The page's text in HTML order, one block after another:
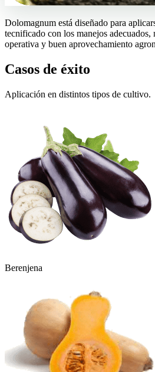
Dolomagnum está diseñado para
tecnificado con los manejos adecuados,
operativa y buen aprovechamiento
Casos de éxito
Aplicación en distintos tipos de cultivo.
Berenjena